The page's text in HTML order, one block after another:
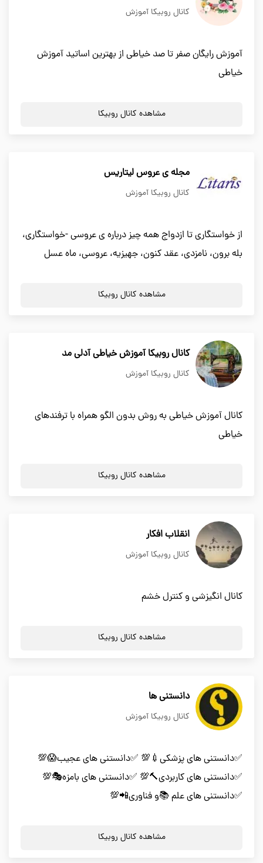
کانال روبیکا آموزش
آموزش رایگان صفر تا صد خیاطی از بهترین اساتید آموزش
خیاطی
مشاهده کانال روبیکا
مجله ی عروس لیتاریس
کانال روبیکا آموزش
از خواستگاری تا ازدواج همه چیز درباره ی عروسی -خواستگاری،
بله برون، نامزدی، عقد کنون، جهیزیه، عروسی، ماه عسل
مشاهده کانال روبیکا
کانال روبیکا آموزش خیاطی آدلی مد
کانال روبیکا آموزش
کانال آموزش خیاطی به روش بدون الگو همراه با ترفندهای
خیاطی
مشاهده کانال روبیکا
انقلاب افکار
کانال روبیکا آموزش
کانال انگیزشی و کنترل خشم
مشاهده کانال روبیکا
دانستنی ها
کانال روبیکا آموزش
✅دانستنی های پزشکی💉💯 ✅دانستنی های عجیب😱💯
✅دانستنی های کاربردی🔨💯 ✅دانستنی های بامزه🎭💯
✅دانستنی های علم 📚و فناوری📲💯
مشاهده کانال روبیکا